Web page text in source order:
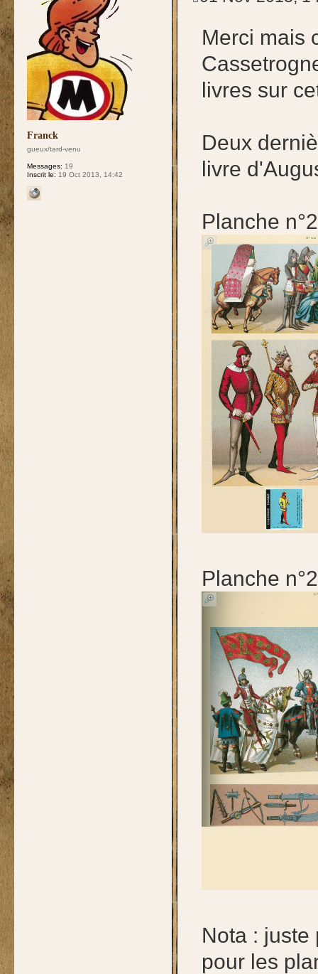
Franck
gueux/tard-venu
Messages: 19
Inscrit le: 19 Oct 2013, 14:42
Merci mais
livres sur
Deux
livre
Planche
Planche
Nota : juste
pour les